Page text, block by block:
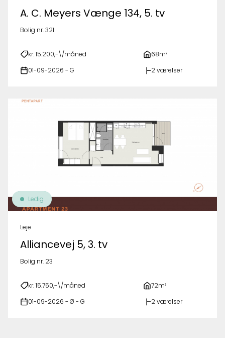
A. C. Meyers Vænge 134, 5. tv
Bolig nr. 321
kr. 15.200,-\/måned 68m²
01-09-2026 - G 2 værelser
Ledig
Leje
Alliancevej 5, 3. tv
Bolig nr. 23
kr. 15.750,-\/måned 72m²
01-09-2026 - Ø - G 2 værelser